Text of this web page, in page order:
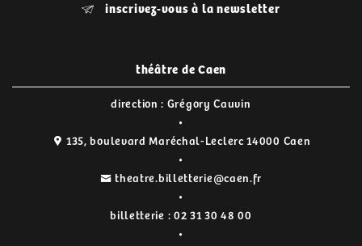
inscrivez-vous à la newsletter
théâtre de Caen
direction : Grégory Cauvin
135, boulevard Maréchal-Leclerc 14000 Caen
theatre.billetterie@caen.fr
billetterie : 02 31 30 48 00